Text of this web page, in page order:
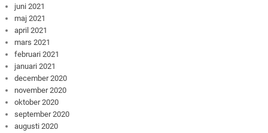
juni 2021
maj 2021
april 2021
mars 2021
februari 2021
januari 2021
december 2020
november 2020
oktober 2020
september 2020
augusti 2020